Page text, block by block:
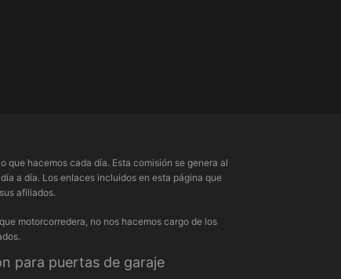
que hacemos cada día. Esta comisión se genera al
a día. Los enlaces incluidos en esta página que
afiliados.
motorcorredera, no nos hacemos cargo de los
para puertas de garaje